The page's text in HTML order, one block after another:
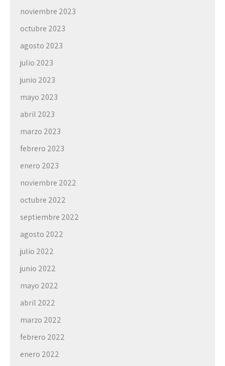
noviembre 2023
octubre 2023
agosto 2023
julio 2023
junio 2023
mayo 2023
abril 2023
marzo 2023
febrero 2023
enero 2023
noviembre 2022
octubre 2022
septiembre 2022
agosto 2022
julio 2022
junio 2022
mayo 2022
abril 2022
marzo 2022
febrero 2022
enero 2022